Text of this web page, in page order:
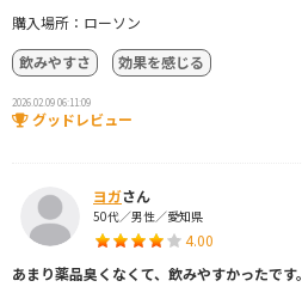
購入場所：ローソン
飲みやすさ
効果を感じる
2026.02.09 06:11:09
グッドレビュー
ヨガさん
50代／男性／愛知県
4.00
あまり薬品臭くなくて、飲みやすかったです。